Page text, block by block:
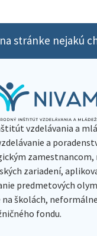
stránke nejakú
vzdelávania a
a
zariadení,
predmetových
školách,
fondu.